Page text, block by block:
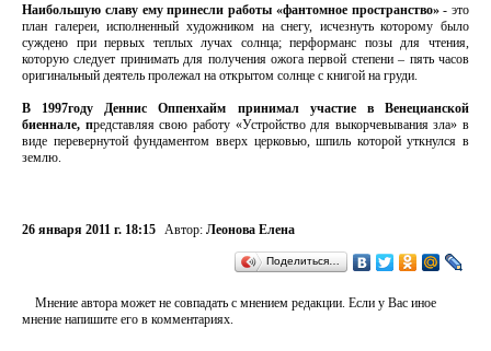
Наибольшую славу ему принесли работы «фантомное пространство»- это
план галереи, исполненный художником на снегу, исчезнуть которому было
суждено при первых теплых лучах солнца; перформанс позы для чтения,
которую следует принимать для получения ожога первой степени – пять часов
оригинальный деятель пролежал на открытом солнце с книгой на груди.
В 1997году Деннис Оппенхайм принимал участие в Венецианской
биеннале, представляя свою работу «Устройство для выкорчевывания зла» в
виде перевернутой фундаментом вверх церковью, шпиль которой уткнулся в
землю.
26 января 2011 г. 18:15 Автор: Леонова Елена
Поделиться…
Мнение автора может не совпадать с мнением редакции. Если у Вас иное
мнение напишите его в комментариях.